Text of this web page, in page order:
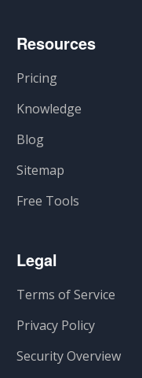
Resources
Pricing
Knowledge
Blog
Sitemap
Free Tools
Legal
Terms of Service
Privacy Policy
Security Overview